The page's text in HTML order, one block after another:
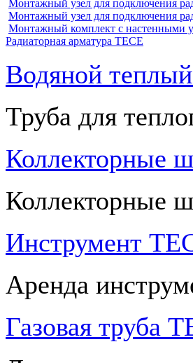
Монтажный узел для подключения
Монтажный узел для подключения
Монтажный комплект с настенными
Радиаторная арматура TECE
Водяной
Труба для
Коллекторные
Коллекторные
Инструмент
Аренда
Газовая труба